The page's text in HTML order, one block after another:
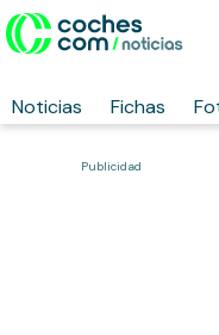
Noticias Fichas
Publicidad